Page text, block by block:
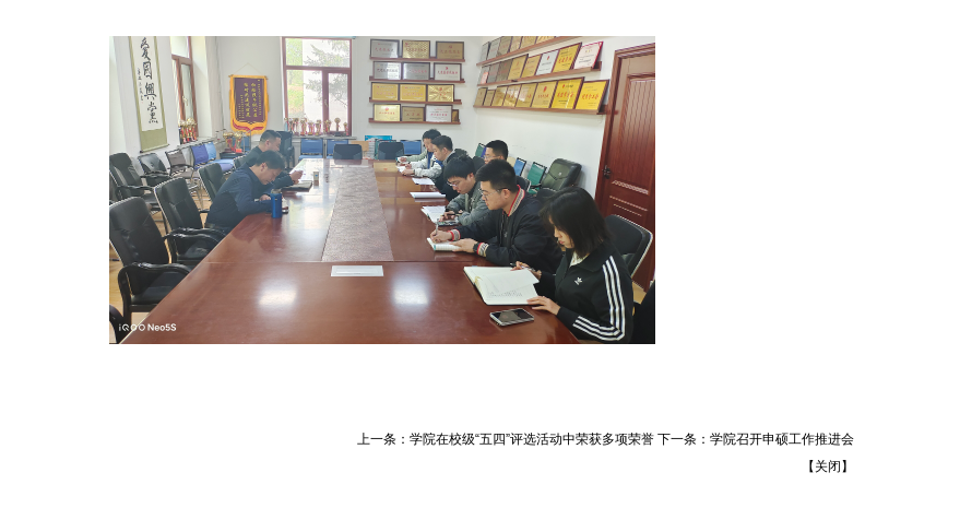
上一条： ​学院在校级“五四”评选活动中荣获多项荣誉 下一条： 学院召开申硕工作推进会
【关闭】